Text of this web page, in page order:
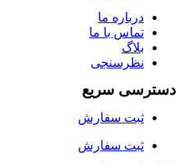
درباره ما
تماس با ما
بلاگ
نظرسنجی
دسترسی سریع
ثبت سفارش
ثبت سفارش